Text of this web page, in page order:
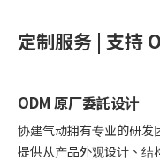
定制服务 | 支持
ODM 原厂委託设计
协建气动拥有专业的研发
提供从产品外观设计、结